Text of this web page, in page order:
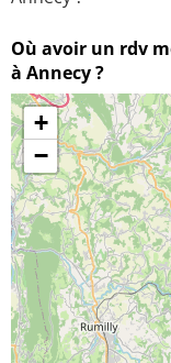
Où avoir un rdv
à Annecy ?
+
−